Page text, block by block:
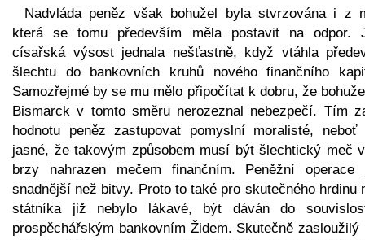
Nadvláda peněz však bohužel byla stvrzována i z
která se tomu především měla postavit na odpor.
císařská výsost jednala nešťastně, když vtáhla
šlechtu do bankovních kruhů nového finančního
Samozřejmé by se mu mělo připočítat k dobru, že
Bismarck v tomto směru nerozeznal nebezpečí. Tím
hodnotu peněz zastupovat pomyslní moralisté, neboť
jasné, že takovým způsobem musí být šlechtický meč
brzy nahrazen mečem finančním. Peněžní operace
snadnější než bitvy. Proto to také pro skutečného hrdinu
státníka již nebylo lákavé, být dáván do
prospěchářským bankovním Židem. Skutečně zasloužilý